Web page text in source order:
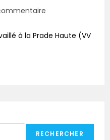
à la Prade Haute (VV
RECHERCHER